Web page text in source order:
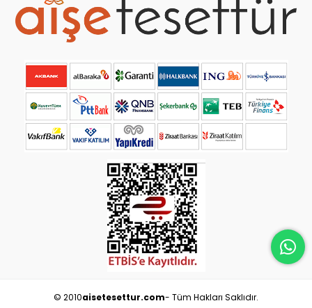
© 2010aisetesettur.com- Tüm Hakları Saklıdır.